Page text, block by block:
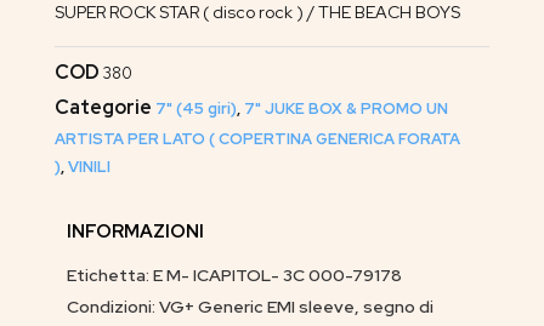
SUPER ROCK STAR ( disco rock ) / THE BEACH BOYS
COD 380
Categorie 7" (45 giri), 7" JUKE BOX & PROMO UN
ARTISTA PER LATO ( COPERTINA GENERICA FORATA
),VINILI
INFORMAZIONI
Etichetta: E M- ICAPITOL- 3C 000-79178
Condizioni: VG+ Generic EMI sleeve, segno di